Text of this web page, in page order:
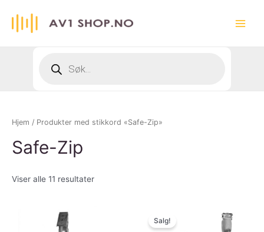
search
Hjem / Produkter med stikkord «Safe-Zip»
Safe-Zip
Viser alle 11 resultater
Salg!